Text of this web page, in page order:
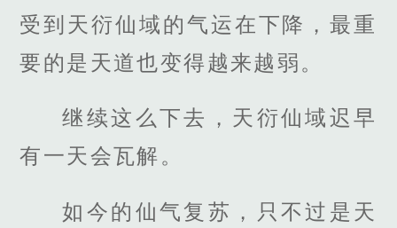
受到天衍仙域的气运在下降，最重
要的是天道也变得越来越弱。
继续这么下去，天衍仙域迟早
有一天会瓦解。
如今的仙气复苏，只不过是天